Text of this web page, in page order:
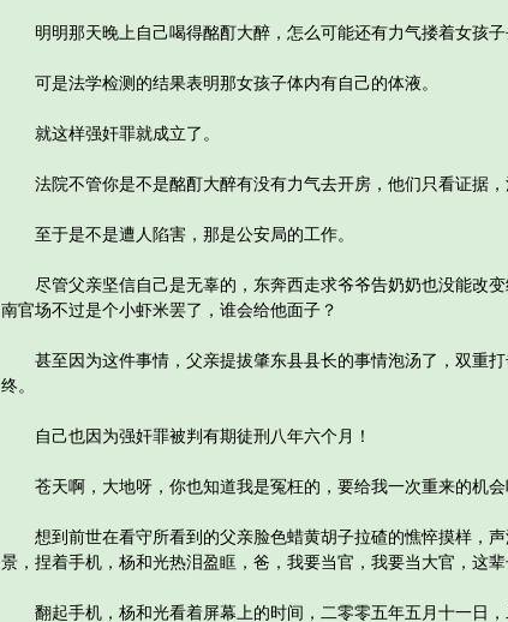
明明那天晚上自己喝得酩酊大醉，怎么可能还有力气搂着女孩子
可是法学检测的结果表明那女孩子体内有自己的体液。
就这样强奸罪就成立了。
法院不管你是不是酩酊大醉有没有力气去开房，他们只看证据，
至于是不是遭人陷害，那是公安局的工作。
尽管父亲坚信自己是无辜的，东奔西走求爷爷告奶奶也没能改变
南官场不过是个小虾米罢了，谁会给他面子？
甚至因为这件事情，父亲提拔肇东县县长的事情泡汤了，双重打
终。
自己也因为强奸罪被判有期徒刑八年六个月！
苍天啊，大地呀，你也知道我是冤枉的，要给我一次重来的机会
想到前世在看守所看到的父亲脸色蜡黄胡子拉碴的憔悴摸样，声
景，捏着手机，杨和光热泪盈眶，爸，我要当官，我要当大官，这
翻起手机，杨和光看着屏幕上的时间，二零零五年五月十一日，